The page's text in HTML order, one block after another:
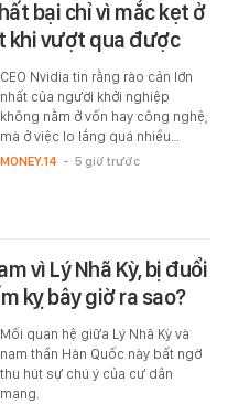
bại chỉ vì mắc kẹt ở
khi vượt qua được
CEO Nvidia tin rằng rào cản lớn
nhất của người khởi nghiệp
không nằm ở vốn hay công nghệ,
mà ở việc lo lắng quá nhiều…
MONEY.14 - 5 giờ trước
vì Lý Nhã Kỳ, bị đuổi
kỵ bây giờ ra sao?
Mối quan hệ giữa Lý Nhã Kỳ và
nam thần Hàn Quốc này bất ngờ
thu hút sự chú ý của cư dân
mạng.